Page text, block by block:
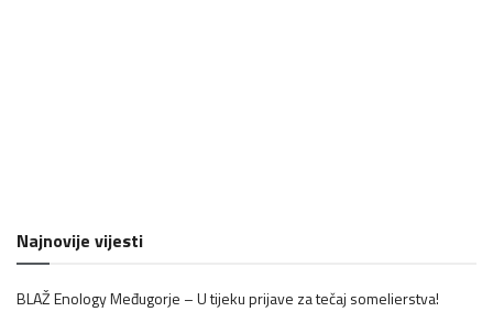
Najnovije vijesti
BLAŽ Enology Međugorje – U tijeku prijave za tečaj somelierstva!